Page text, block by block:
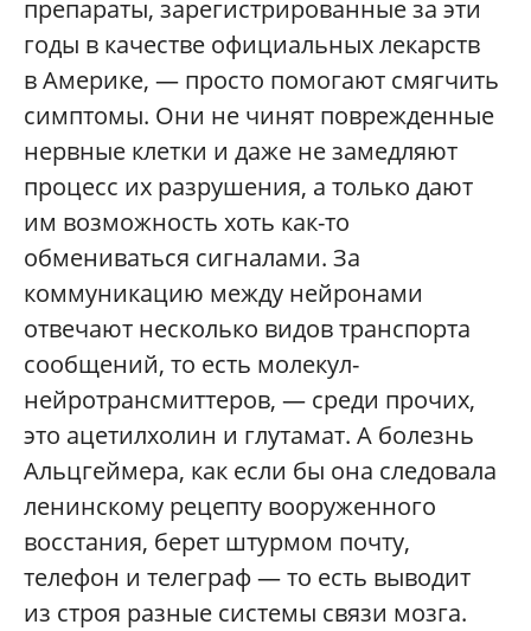
препараты, зарегистрированные за эти
годы в качестве официальных лекарств
в Америке, — просто помогают смягчить
симптомы. Они не чинят поврежденные
нервные клетки и даже не замедляют
процесс их разрушения, а только дают
им возможность хоть как-то
обмениваться сигналами. За
коммуникацию между нейронами
отвечают несколько видов транспорта
сообщений, то есть молекул-
нейротрансмиттеров, — среди прочих,
это ацетилхолин и глутамат. А болезнь
Альцгеймера, как если бы она следовала
ленинскому рецепту вооруженного
восстания, берет штурмом почту,
телефон и телеграф — то есть выводит
из строя разные системы связи мозга.